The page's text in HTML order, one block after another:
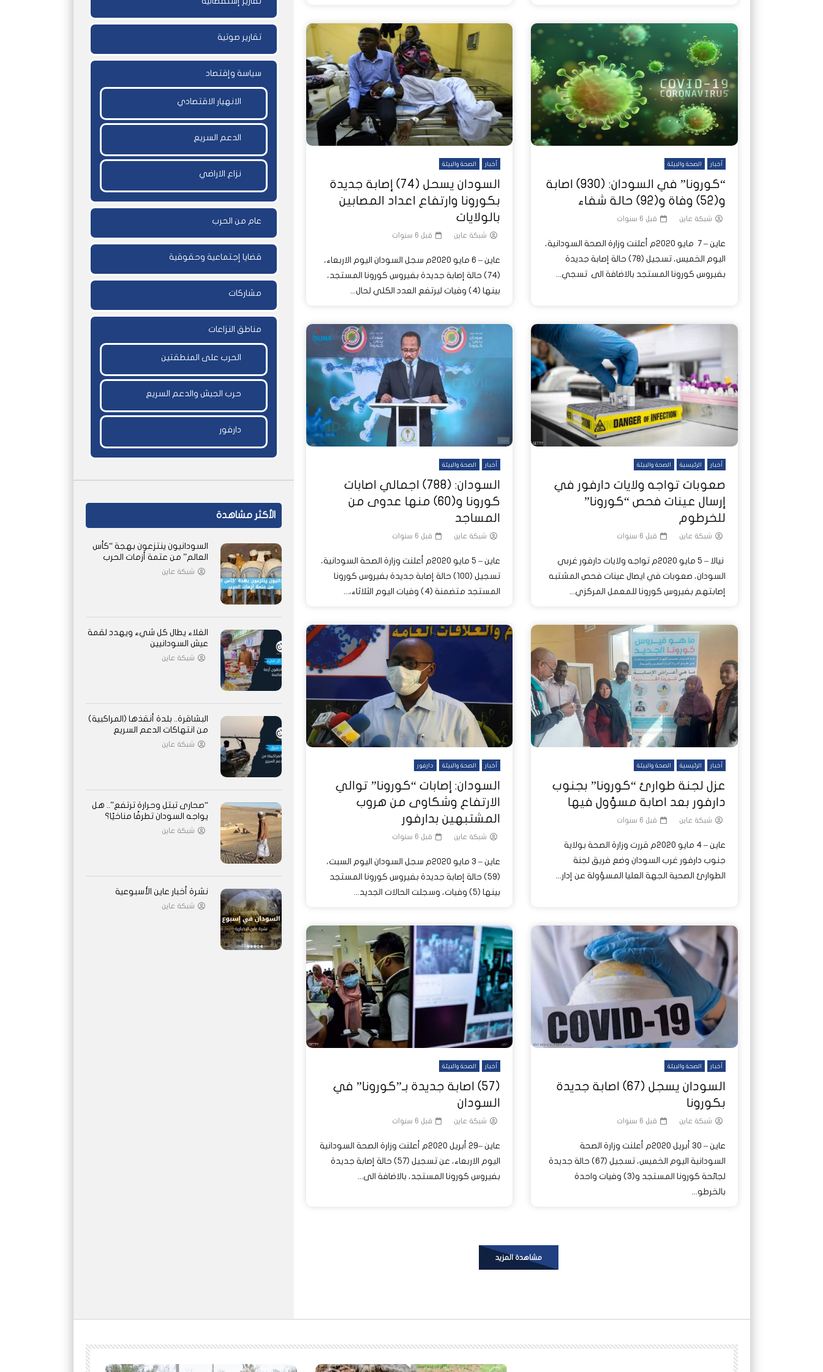
أخبار الصحة والبيئة
“كورونا” في السودان: (930) اصابة
و(52) وفاة و(92) حالة شفاء
شبكة عاين قبل 6 سنوات
عاين – 7 مايو 2020م أعلنت وزارة الصحة السودانية،
اليوم الخميس، تسجيل (78) حالة إصابة جديدة
بفيروس كورونا المستجد بالاضافة الى تسجي...
أخبار الصحة والبيئة
السودان يسحل (74) إصابة جديدة
بكورونا وارتفاع اعداد المصابين
بالولايات
شبكة عاين قبل 6 سنوات
عاين – 6 مايو 2020م سجل السودان اليوم الاربعاء،
(74) حالة إصابة جديدة بفيروس كورونا المستجد،
بينها (4) وفيات ليرتفع العدد الكلي لحال...
أخبار الرئيسية الصحة والبيئة
صعوبات تواجه ولايات دارفور في
إرسال عينات فحص “كورونا”
للخرطوم
شبكة عاين قبل 6 سنوات
نيالا – 5 مايو 2020م تواجه ولايات دارفور غربي
السودان، صعوبات في ايصال عينات فحص المشتبه
إصابتهم بفيروس كورونا للمعمل المركزي...
أخبار الصحة والبيئة
السودان: (788) اجمالي اصابات
كورونا و(60) منها عدوى من
المساجد
شبكة عاين قبل 6 سنوات
عاين – 5 مايو 2020م أعلنت وزارة الصحة السودانية،
تسجيل (100) حالة إصابة جديدة بفيروس كورونا
المستجد متضمنة (4) وفيات اليوم الثلاثاء،...
أخبار الرئيسية الصحة والبيئة
عزل لجنة طوارئ “كورونا” بجنوب
دارفور بعد اصابة مسؤول فيها
شبكة عاين قبل 6 سنوات
عاين – 4 مايو 2020م قررت وزارة الصحة بولاية
جنوب دارفور غرب السودان وضع فريق لجنة
الطوارئ الصحية الجهة العليا المسؤولة عن إدار...
أخبار الصحة والبيئة دارفور
السودان: إصابات “كورونا” توالي
الارتفاع وشكاوى من هروب
المشتبهين بدارفور
شبكة عاين قبل 6 سنوات
عاين – 3 مايو 2020م سجل السودان اليوم السبت،
(59) حالة إصابة جديدة بفيروس كورونا المستجد
بينها (5) وفيات، وسجلت الحالات الجديد...
أخبار الصحة والبيئة
السودان يسجل (67) اصابة جديدة
بكورونا
شبكة عاين قبل 6 سنوات
عاين – 30 أبريل 2020م أعلنت وزارة الصحة
السودانية اليوم الخميس، تسجيل (67) حالة جديدة
لجائحة كورونا المستجد و(3) وفيات واحدة
بالخرطو...
أخبار الصحة والبيئة
(57) اصابة جديدة بـ”كورونا” في
السودان
شبكة عاين قبل 6 سنوات
عاين –29 أبريل 2020م أعلنت وزارة الصحة السودانية
اليوم الاربعاء، عن تسجيل (57) حالة إصابة جديدة
بفيروس كورونا المستجد، بالاضافة الى...
مشاهدة المزيد
تقارير صوتية
سياسة وإقتصاد
الانهيار الاقتصادي
الدعم السريع
نزاع الاراضي
عام من الحرب
قضايا إجتماعية وحقوقية
مشاركات
مناطق النزاعات
الحرب على المنطقتين
حرب الجيش والدعم السريع
دارفور
الأكثر مشاهدة
السودانيون ينتزعون بهجة “كأس
العالم” من عتمة أزمات الحرب
شبكة عاين
الغلاء يطال كل شيء ويهدد لقمة
عيش السودانيين
شبكة عاين
البشاقرة.. بلدة أنقذها (المراكبية)
من انتهاكات الدعم السريع
شبكة عاين
“صحارى تبتل وحرارة ترتفع”.. هل
يواجه السودان تطرفًا مناخيًا؟
شبكة عاين
نشرة أخبار عاين الأسبوعية
شبكة عاين